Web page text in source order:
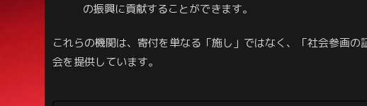
の振興に貢献することができます。
これらの機関は、寄付を単なる「施し」ではなく、「社会参画
会を提供しています。